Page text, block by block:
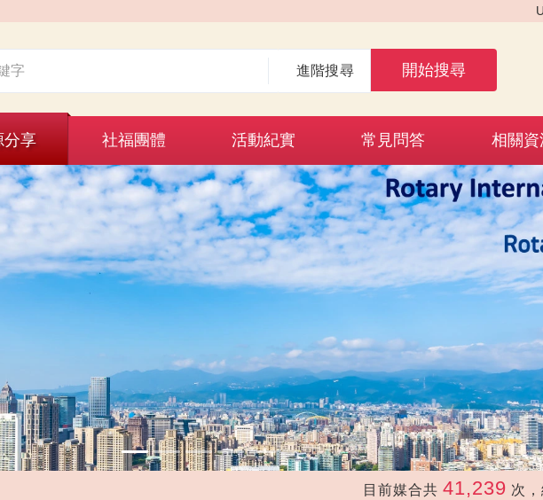
進階搜尋 開始搜尋
分享 社福團體 活動紀實 常見問答 相關資
目前媒合共 41,239 次，總價值